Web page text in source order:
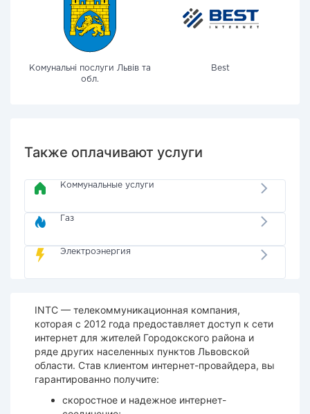
Комунальні послуги Львів та
обл.
Best
Также оплачивают услуги
Коммунальные услуги
Газ
Электроэнергия
INTC — телекоммуникационная компания,
которая с 2012 года предоставляет доступ к сети
интернет для жителей Городокского района и
ряде других населенных пунктов Львовской
области. Став клиентом интернет-провайдера, вы
гарантированно получите:
скоростное и надежное интернет-